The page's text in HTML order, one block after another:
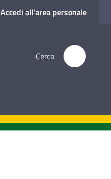
Accedi all'area personale
Cerca